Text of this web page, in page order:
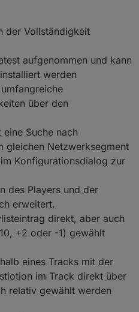
der Vollständigkeit
aufgenommen und kann
werden
über den
Suche nach
gleichen Netzwerksegment
Konfigurationsdialog zur
des Players und der
erweitert.
direkt, aber auch
+2 oder -1) gewählt
eines Tracks mit der
im Track direkt über
relativ gewählt werden